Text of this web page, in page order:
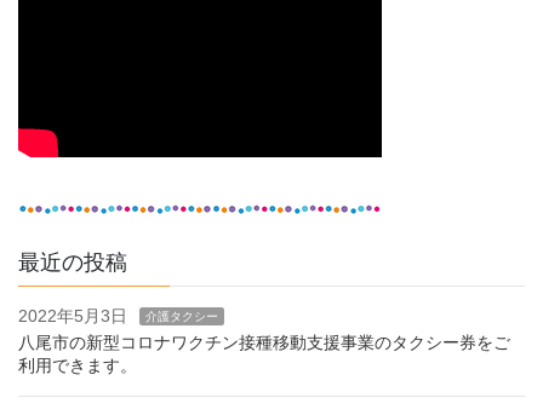
最近の投稿
2022年5月3日 介護タクシー
八尾市の新型コロナワクチン接種移動支援事業のタクシー券をご
利用できます。